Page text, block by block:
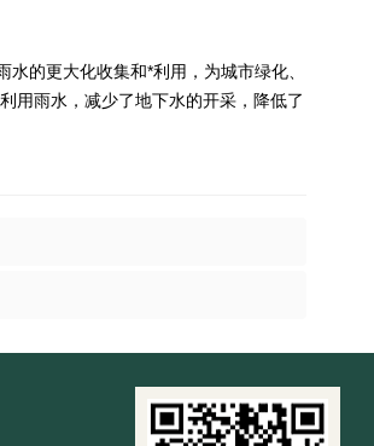
的更大化收集和*利用，为城市绿化、
用雨水，减少了地下水的开采，降低了